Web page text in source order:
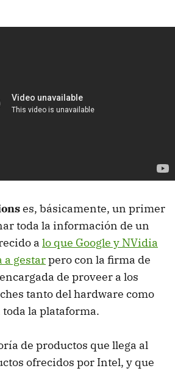
es, básicamente, un primer
toda la información de un
a lo que Google y NVidia
a gestarpero con la firma de
de proveer a los
tanto del hardware como
la plataforma.
de productos que llega al
ofrecidos por Intel, y que